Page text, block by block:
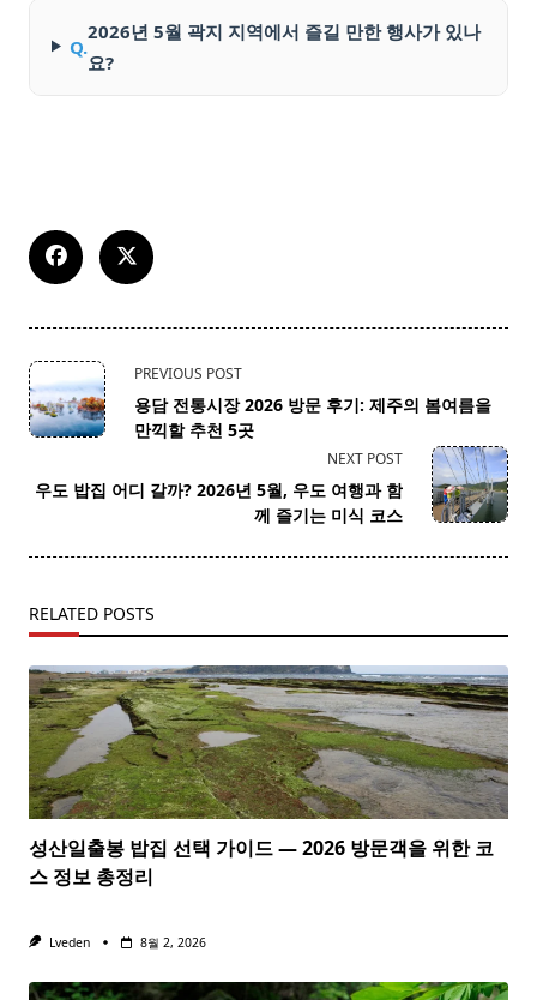
Q.
2026년 5월 곽지 지역에서 즐길 만한 행사가 있나
요?
<span
class="nav-
subtitle
reader-
PREVIOUS POST
용담 전통시장 2026 방문 후기: 제주의 봄여름을
만끽할 추천 5곳
NEXT POST
우도 밥집 어디 갈까? 2026년 5월, 우도 여행과 함
께 즐기는 미식 코스
RELATED POSTS
성산일출봉 밥집 선택 가이드 — 2026 방문객을 위한 코
스 정보 총정리
Lveden 8월 2, 2026